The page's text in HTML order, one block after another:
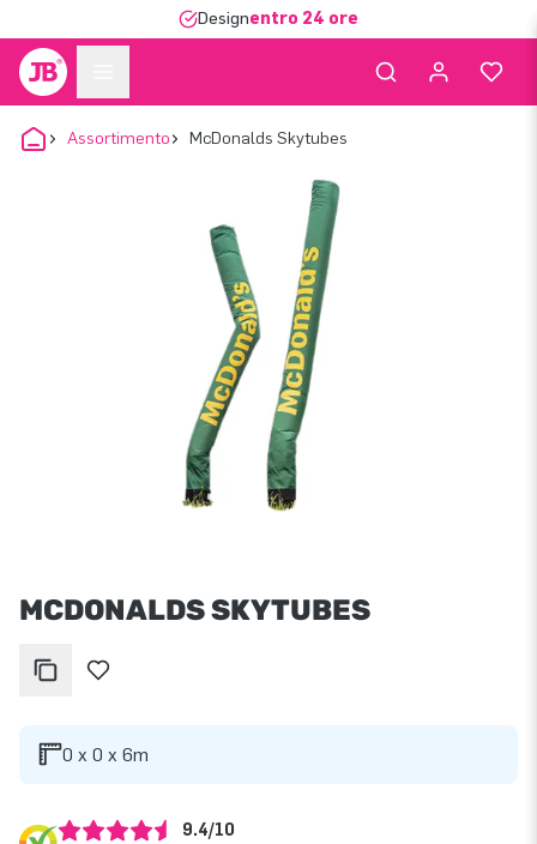
Designentro 24 ore
Assortimento McDonalds Skytubes
MCDONALDS SKYTUBES
0 x 0 x 6m
9.4/10